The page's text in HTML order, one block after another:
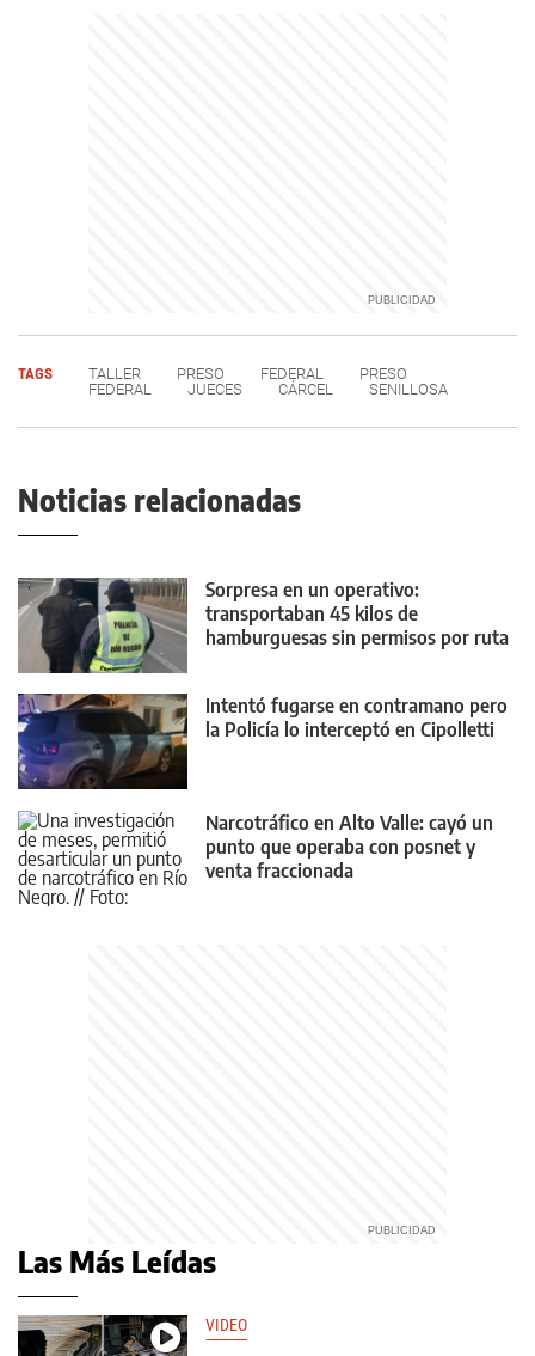
TAGS TALLER PRESO FEDERAL
PRESO
FEDERAL
JUECES CÁRCEL SENILLOSA
Noticias relacionadas
Sorpresa en un operativo:
transportaban 45 kilos de
hamburguesas sin permisos por ruta
Intentó fugarse en contramano pero
la Policía lo interceptó en Cipolletti
Narcotráfico en Alto Valle: cayó un
punto que operaba con posnet y
venta fraccionada
Las Más Leídas
VIDEO